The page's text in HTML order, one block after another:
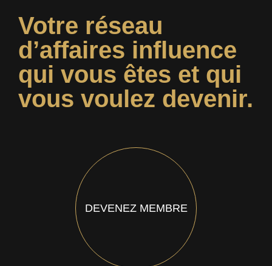
Votre réseau
d’affaires influence
qui vous êtes et qui
vous voulez devenir.
DEVENEZ MEMBRE